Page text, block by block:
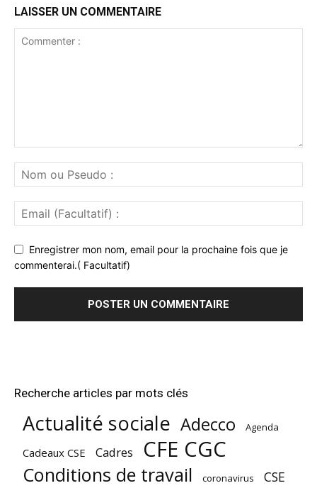
LAISSER UN COMMENTAIRE
Enregistrer mon nom, email pour la prochaine fois que je
commenterai.( Facultatif)
Recherche articles par mots clés
Actualité sociale Adecco Agenda
Cadeaux CSE Cadres CFE CGC
Conditions de travail coronavirus CSE